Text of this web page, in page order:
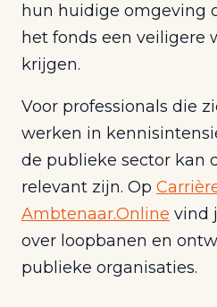
hun huidige omgeving
het fonds een veiligere
krijgen.
Voor professionals die
werken in
de publieke sector kan
relevant zijn. Op
Ambtenaar.Online vind
over loopbanen en
publieke organisaties.